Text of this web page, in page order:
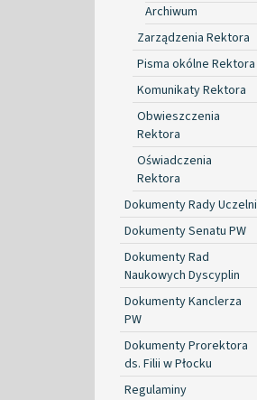
Archiwum
Zarządzenia Rektora
Pisma okólne Rektora
Komunikaty Rektora
Obwieszczenia
Rektora
Oświadczenia
Rektora
Dokumenty Rady Uczelni
Dokumenty Senatu PW
Dokumenty Rad
Naukowych Dyscyplin
Dokumenty Kanclerza
PW
Dokumenty Prorektora
ds. Filii w Płocku
Regulaminy